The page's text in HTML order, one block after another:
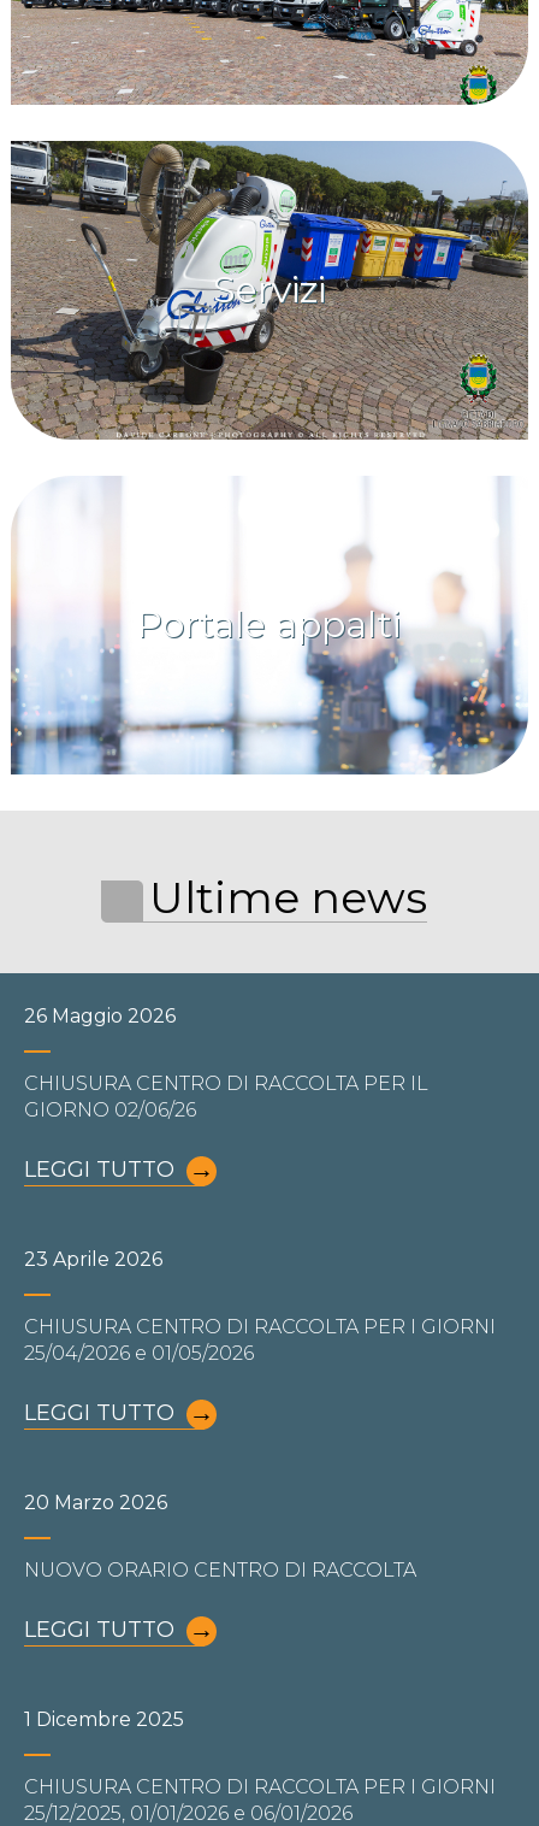
Servizi
Portale appalti
Ultime news
26 Maggio 2026
CHIUSURA CENTRO DI RACCOLTA PER IL
GIORNO 02/06/26
LEGGI TUTTO
23 Aprile 2026
CHIUSURA CENTRO DI RACCOLTA PER I GIORNI
25/04/2026 e 01/05/2026
LEGGI TUTTO
20 Marzo 2026
NUOVO ORARIO CENTRO DI RACCOLTA
LEGGI TUTTO
1 Dicembre 2025
CHIUSURA CENTRO DI RACCOLTA PER I GIORNI
25/12/2025, 01/01/2026 e 06/01/2026